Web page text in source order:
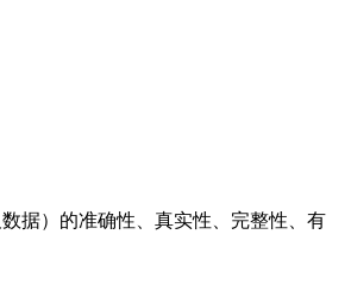
据）的准确性、真实性、完整性、有